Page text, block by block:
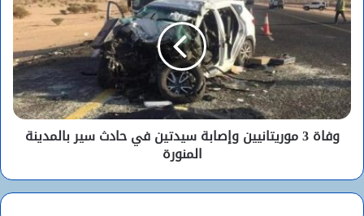
وفاة 3 موريتانيين وإصابة سيدتين في حادث سير بالمدينة
المنورة